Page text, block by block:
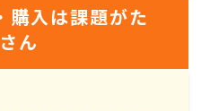
購入は課題がた
ん